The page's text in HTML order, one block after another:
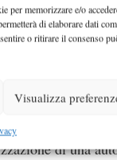
per memorizzare e/o
di elaborare dati
o ritirare il consenso
Visualizza
costruite…
,Mercedes
Toyota
parte del 2008
unitamente un
di una